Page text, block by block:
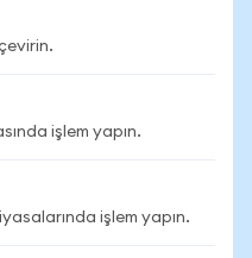
işlem yapın.
işlem yapın.